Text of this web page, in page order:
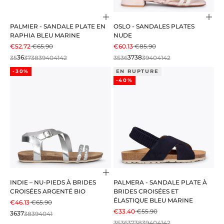
Choisir les options
PALMIER - SANDALE PLATE EN
RAPHIA BLEU MARINE
PRIX DE VENTE
€52.72PRIX NORMAL
€65.90
3536373839404142
OSLO - SANDALES PLATES
NUDE
PRIX DE VENTE
€60.13PRIX NORMAL
€85.90
3536373839404142
-30%
Choisir les options
INDIE – NU-PIEDS À BRIDES
CROISÉES ARGENTÉ BIO
PRIX DE VENTE
€46.13PRIX NORMAL
€65.90
363738394041
EN RUPTURE
-40%
PALMERA - SANDALE PLATE À
BRIDES CROISÉES ET
ÉLASTIQUE BLEU MARINE
PRIX DE VENTE
€33.40PRIX NORMAL
€55.90
3536373839404142